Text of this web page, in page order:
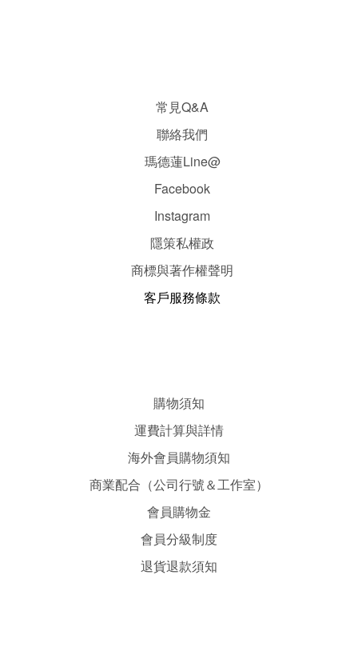
常見Q&A
聯絡我們
瑪德蓮Line@
Facebook
Instagram
隱策私權政
商標與著作權聲明
客戶服務條款
購物須知
運費計算與詳情
海外會員購物須知
商業配合（公司行號＆工作室）
會員購物金
會員分級制度
退貨退款須知